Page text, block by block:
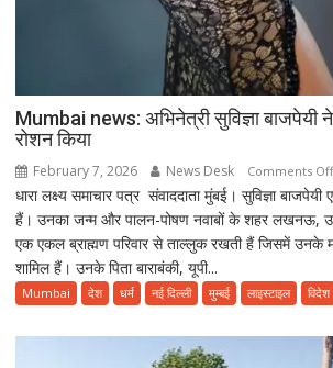
Mumbai news: अभिनेत्री सुविज्ञा बाजपेयी ने
रोशन किया
February 7, 2026 News Desk Comments Off
धारा लक्ष्य समाचार पत्र संवाददाता मुंबई। सुविज्ञा
हैं। उनका जन्म और पालन-पोषण नवाबों के शहर लखनऊ,
एक एकल ब्राह्मण परिवार से ताल्लुक रखती हैं जिसमें उनके
शामिल हैं। उनके पिता बाराबंकी, यूपी...
Mumbai देश धर्म नई दिल्ली मुम्बई लाइस्टाइल विदेश